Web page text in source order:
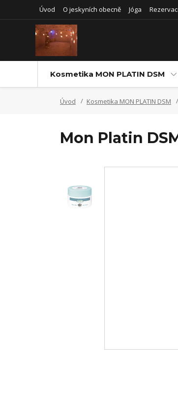
Úvod O jeskyních obecně Jóga
Kosmetika MON PLATIN DSM
Úvod Kosmetika MON PLATIN DSM
Mon Platin